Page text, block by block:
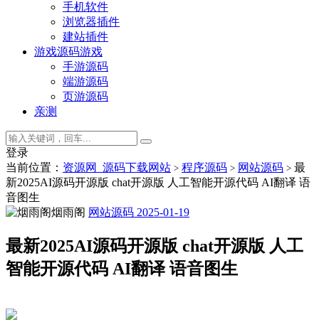
手机软件
浏览器插件
建站插件
游戏源码游戏
手游源码
端游源码
页游源码
亲测
登录
当前位置： 资源网_源码下载网站 > 程序源码 > 网站源码 > 最
新2025AI源码开源版 chat开源版 人工智能开源代码 AI翻译 语
音图生
烟雨阁 网站源码 2025-01-19
最新2025AI源码开源版 chat开源版 人工
智能开源代码 AI翻译 语音图生